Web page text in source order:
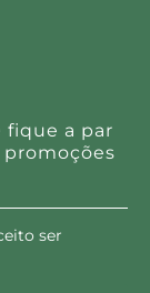
fique a par
promoções
ser